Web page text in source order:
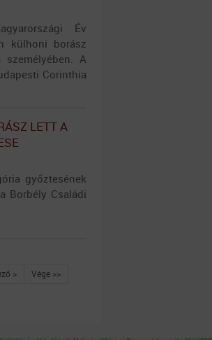
Év
külhoni borász
A
Corinthia
LETT A
győztesének
Borbély Családi
> Vége >>